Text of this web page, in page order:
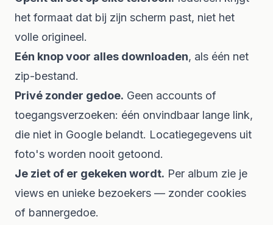
het formaat dat bij zijn scherm past, niet het
volle origineel.
Eén knop voor alles downloaden, als één net
zip-bestand.
Privé zonder gedoe. Geen accounts of
toegangsverzoeken: één onvindbaar lange link,
die niet in Google belandt. Locatiegegevens uit
foto's worden nooit getoond.
Je ziet of er gekeken wordt. Per album zie je
views en unieke bezoekers — zonder cookies
of bannergedoe.